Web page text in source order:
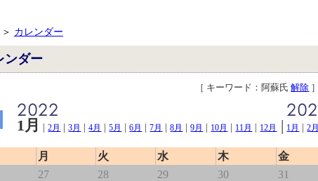
カレンダー
ンダー
［ キーワード：阿蘇氏解除 ］
1月 |2月 |3月 |4月 |5月 |6月 |7月 |8月 |9月 | 10月 | 11月 | 12月 | 1月 |2月
月 火 水 木 金
27 28 29 30 31